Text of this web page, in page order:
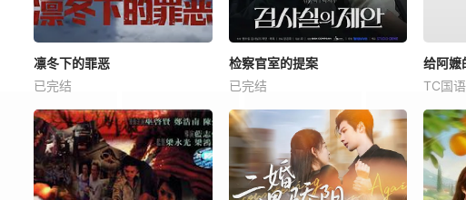
凛冬下的罪恶
已完结
检察官室的提案
已完结
给阿嬷
TC国语